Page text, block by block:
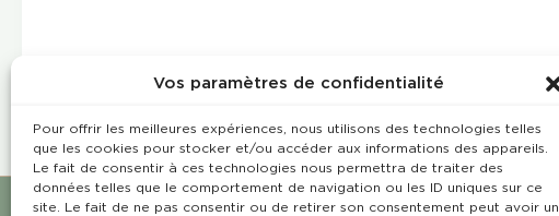
Vos paramètres de confidentialité
Pour offrir les meilleures expériences, nous utilisons des technologies telles
que les cookies pour stocker et/ou accéder aux informations des appareils.
Le fait de consentir à ces technologies nous permettra de traiter des
données telles que le comportement de navigation ou les ID uniques sur ce
site. Le fait de ne pas consentir ou de retirer son consentement peut avoir un